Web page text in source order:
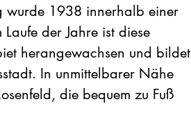
wurde 1938 innerhalb einer
der Jahre ist diese
herangewachsen und bildet
In unmittelbarer Nähe
die bequem zu Fuß